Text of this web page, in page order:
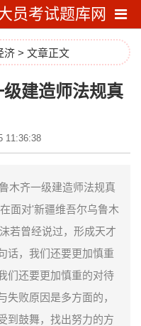
员考试题库网
济 > 文章正文
建造师法规真
11:36:38
木齐一级建造师法规真
面对'新疆维吾尔乌鲁木
若曾经说过，形成天才
话，我们还要更加慎重
们还要更加慎重的对待
败原因是多方面的，
到鼓舞，找出努力的方